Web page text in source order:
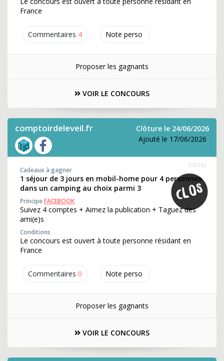
Commentaires 4 Note perso
France
Proposer les gagnants
VOIR LE CONCOURS
comptoirdeleveil.fr
Clôture le 24/06/2026
Ajouté le 17/06/2026
Commentaires 0 Note perso
370743
Cadeaux à gagner
1 séjour de 3 jours en mobil-home pour 4 personnes
dans un camping au choix parmi 3
PrincipeFACEBOOK
Suivez 4 comptes + Aimez la publication + Taguez des
ami(e)s
Conditions
Le concours est ouvert à toute personne résidant en
France
Proposer les gagnants
VOIR LE CONCOURS